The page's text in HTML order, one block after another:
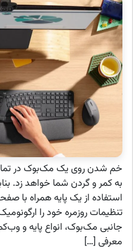
خم شدن روی یک مک‌بوک در
به کمر و گردن شما خواهد زد.
استفاده از یک پایه همراه با
تنظیمات روزمره خود را
جانبی مک‌بوک، انواع پایه و
معرفی […]